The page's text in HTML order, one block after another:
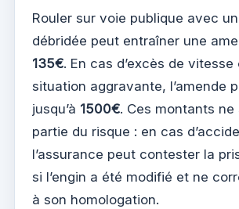
Rouler sur voie publique avec
débridée peut entraîner une
135€. En cas d’excès de vitesse
situation aggravante, l’amende
jusqu’à 1500€. Ces montants ne
partie du risque : en cas
l’assurance peut contester la
si l’engin a été modifié et ne
à son homologation.